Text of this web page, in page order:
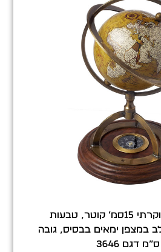
גלובוס ענתיק יוקרתי 15סמ’ קוטר, טבעות
במצפן ימאים בבסיס, גובה